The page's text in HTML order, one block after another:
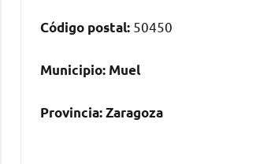
Código postal: 50450
Municipio: Muel
Provincia:Zaragoza